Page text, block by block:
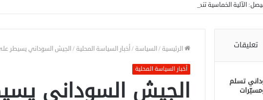
الآلية الخماسية تنصلت من شرط التوافق لتكوين لجنة تحضيرية
الرئيسية /السياسة /أخبار السياسة المحلية /الجيش السوداني يسيطر
أخبار السياسة المحلية
الجيش السوداني
تعليقات
تسلم